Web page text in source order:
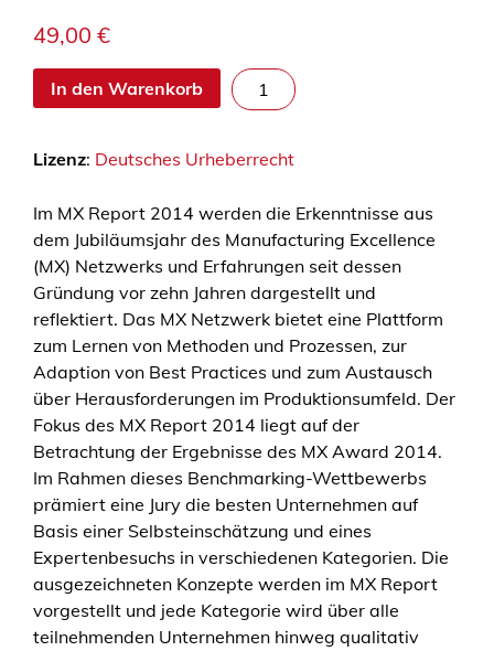
49,00 €
In den Warenkorb
M
a
u
a
c
t
u
r
i
n
g
E
x
c
e
l
l
e
n
c
Lizenz: Deutsches Urheberrecht
Im MX Report 2014 werden die Erkenntnisse aus
dem Jubiläumsjahr des Manufacturing Excellence
(MX) Netzwerks und Erfahrungen seit dessen
Gründung vor zehn Jahren dargestellt und
reflektiert. Das MX Netzwerk bietet eine Plattform
zum Lernen von Methoden und Prozessen, zur
Adaption von Best Practices und zum Austausch
über Herausforderungen im Produktionsumfeld. Der
Fokus des MX Report 2014 liegt auf der
Betrachtung der Ergebnisse des MX Award 2014.
Im Rahmen dieses Benchmarking-Wettbewerbs
prämiert eine Jury die besten Unternehmen auf
Basis einer Selbsteinschätzung und eines
Expertenbesuchs in verschiedenen Kategorien. Die
ausgezeichneten Konzepte werden im MX Report
vorgestellt und jede Kategorie wird über alle
teilnehmenden Unternehmen hinweg qualitativ